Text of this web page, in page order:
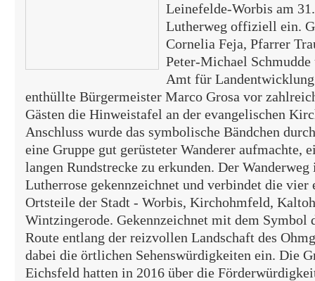
Leinefelde-Worbis am
Lutherweg offiziell ein.
Cornelia Feja, Pfarrer
Peter-Michael
Amt für
enthüllte Bürgermeister Marco Grosa vor
Gästen die Hinweistafel an der evangelischen
Anschluss wurde das symbolische Bändchen
eine Gruppe gut gerüsteter Wanderer aufmachte,
langen Rundstrecke zu erkunden. Der
Lutherrose gekennzeichnet und verbindet die vier
Ortsteile der Stadt - Worbis, Kirchohmfeld,
Wintzingerode. Gekennzeichnet mit dem Symbol
Route entlang der reizvollen Landschaft des
dabei die örtlichen Sehenswürdigkeiten ein. Die
Eichsfeld hatten in 2016 über die